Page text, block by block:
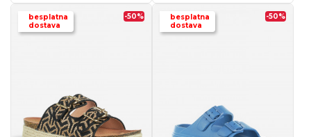
besplatna
dostava
-50%
besplatna
dostava
-50%